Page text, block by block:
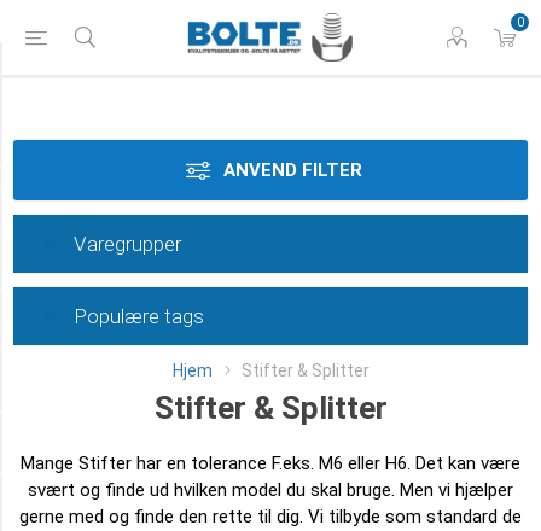
0
Hjem Stifter & Splitter
Stifter & Splitter
Mange Stifter har en tolerance F.eks. M6 eller H6. Det kan være
svært og finde ud hvilken model du skal bruge. Men vi hjælper
gerne med og finde den rette til dig. Vi tilbyde som standard de
ANVEND FILTER
Tolerance
Overflade
Type
Varegrupper
Populære tags